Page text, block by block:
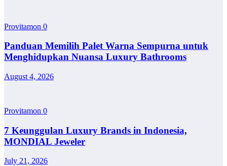
Provitamon 0
Panduan Memilih Palet Warna Sempurna untuk
Menghidupkan Nuansa Luxury Bathrooms
August 4, 2026
Provitamon 0
7 Keunggulan Luxury Brands in Indonesia,
MONDIAL Jeweler
July 21, 2026